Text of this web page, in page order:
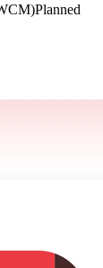
Planned